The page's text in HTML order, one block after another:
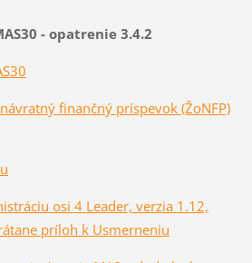
- opatrenie 3.4.2
finančný príspevok (ŽoNFP)
osi 4 Leader, verzia 1.12,
príloh k Usmerneniu